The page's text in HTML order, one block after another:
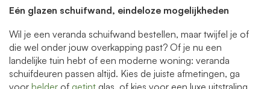
Eén glazen schuifwand, eindeloze mogelijkheden
Wil je een veranda schuifwand bestellen, maar twijfel je of
die wel onder jouw overkapping past? Of je nu een
landelijke tuin hebt of een moderne woning: veranda
schuifdeuren passen altijd. Kies de juiste afmetingen, ga